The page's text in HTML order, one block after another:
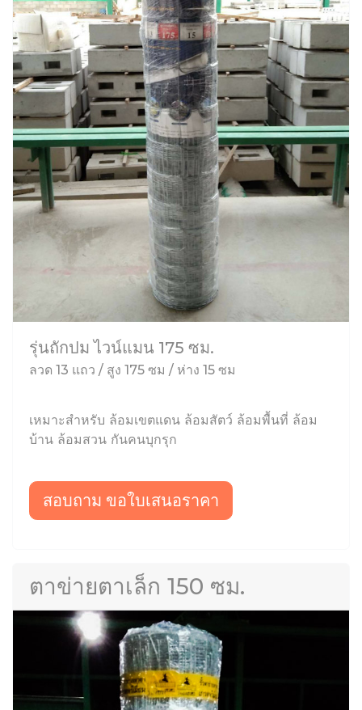
รุ่นถักปม ไวน์แมน 175 ซม.
ลวด 13 แถว / สูง 175 ซม / ห่าง 15 ซม
เหมาะสำหรับ ล้อมเขตแดน ล้อมสัตว์ ล้อมพื้นที่ ล้อม
บ้าน ล้อมสวน กันคนบุกรุก
สอบถาม ขอใบเสนอราคา
ตาข่ายตาเล็ก 150 ซม.